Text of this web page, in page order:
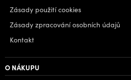
Zásady použití cookies
Zásady zpracování osobních údajů
Kontakt
O NÁKUPU